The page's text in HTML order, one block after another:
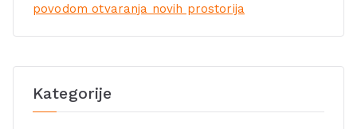
povodom otvaranja novih prostorija
Kategorije